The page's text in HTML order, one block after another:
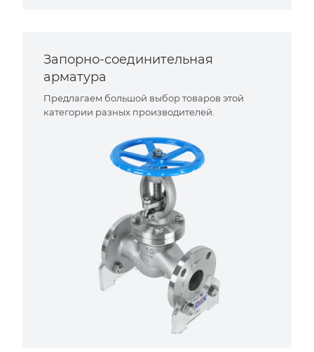
Запорно-соединительная
арматура
Предлагаем большой выбор товаров этой
категории разных производителей.